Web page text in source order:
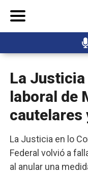
La
laboral de
cautelares
La Justicia en lo
Federal volvió a
al anular una